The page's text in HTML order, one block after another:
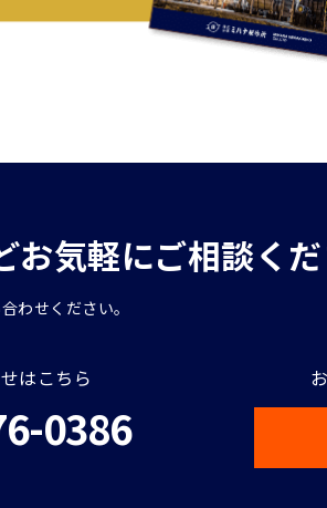
気軽にご相談くだ
わせください。
はこちら
0386